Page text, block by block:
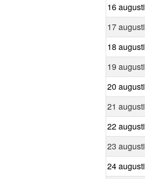
16 augusti
17 augusti
18 augusti
19 augusti
20 augusti
21 augusti
22 augusti
23 augusti
24 augusti